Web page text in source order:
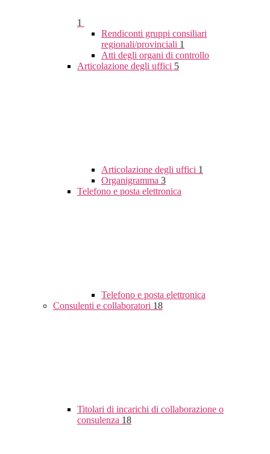
1
Rendiconti gruppi consiliari
regionali/provinciali 1
Atti degli organi di controllo
Articolazione degli uffici 5
Articolazione degli uffici 1
Organigramma 3
Telefono e posta elettronica
Telefono e posta elettronica
Consulenti e collaboratori 18
Titolari di incarichi di collaborazione o
consulenza 18